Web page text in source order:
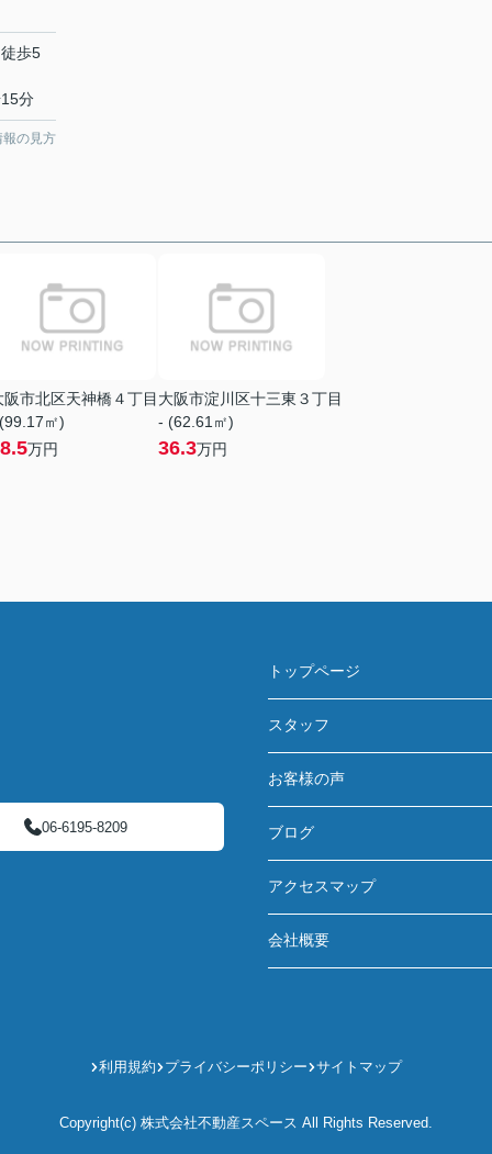
歩5
分
報の見方
阪市北区天神橋４丁目
㎡)
万円
大阪市淀川区十三東３丁目
- (62.61㎡)
36.3万円
06-6195-8209
トップページ
スタッフ
お客様の声
ブログ
アクセスマップ
会社概要
利用規約 プライバシーポリシー サイトマップ
Copyright(c) 株式会社不動産スペース All Rights Reserved.